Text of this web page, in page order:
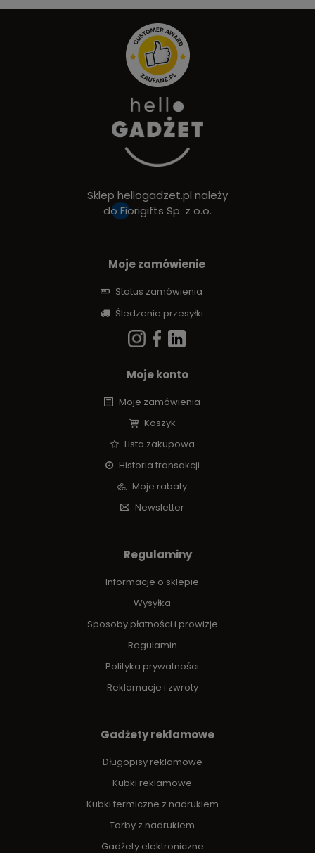
Sklep hellogadzet.pl należy
do Fiorigifts Sp. z o.o.
Moje zamówienie
Status zamówienia
Śledzenie przesyłki
Moje konto
Moje zamówienia
Koszyk
Lista zakupowa
Historia transakcji
Moje rabaty
Newsletter
Regulaminy
Informacje o sklepie
Wysyłka
Sposoby płatności i prowizje
Regulamin
Polityka prywatności
Reklamacje i zwroty
Gadżety reklamowe
Długopisy reklamowe
Kubki reklamowe
Kubki termiczne z nadrukiem
Torby z nadrukiem
Gadżety elektroniczne